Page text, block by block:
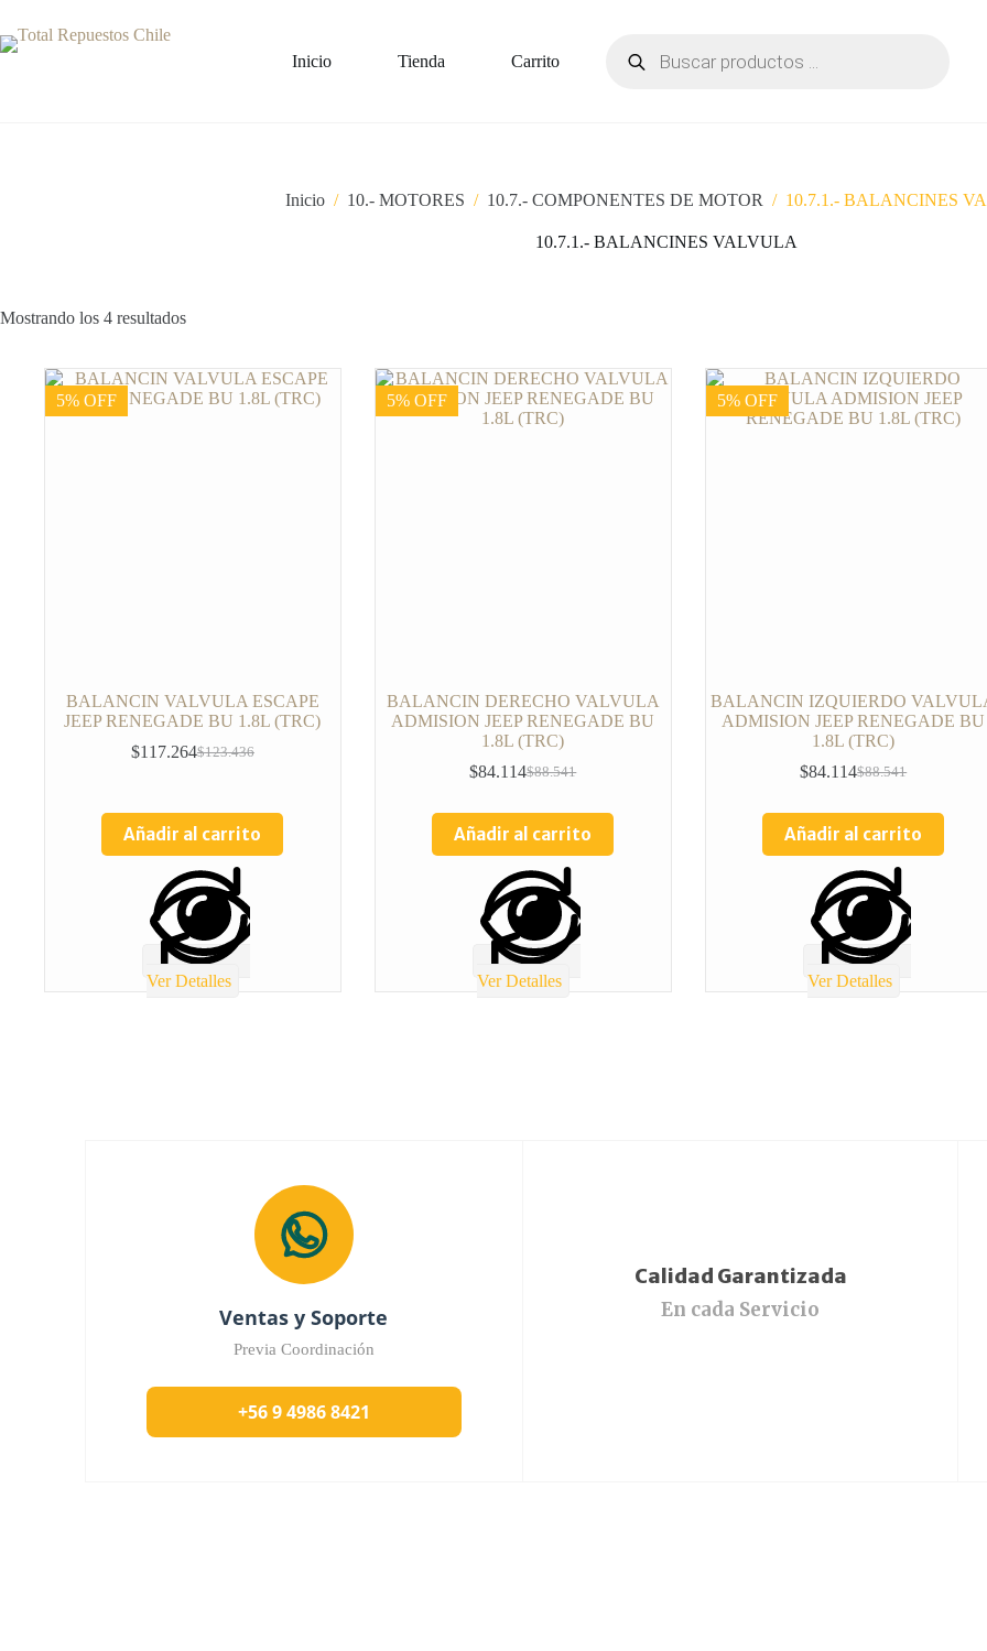
Inicio Tienda Carrito
Inicio / 10.- MOTORES / 10.7.- COMPONENTES DE MOTOR / 10.7.1.- BALANCINES
10.7.1.- BALANCINES VALVULA
Mostrando los 4 resultados
5% OFF
BALANCIN VALVULA ESCAPE
JEEP RENEGADE BU 1.8L (TRC)
$123.436
$117.264
Añadir al carrito
Ver Detalles
5% OFF
BALANCIN DERECHO VALVULA
ADMISION JEEP RENEGADE BU
1.8L (TRC)
$88.541
$84.114
Añadir al carrito
Ver Detalles
5% OFF
BALANCIN IZQUIERDO
ADMISION JEEP RENEGADE BU
1.8L (TRC)
$88.541
$84.114
Añadir al carrito
Ver Detalles
Ventas y Soporte
Previa Coordinación
+56 9 4986 8421
Calidad Garantizada
En cada Servicio